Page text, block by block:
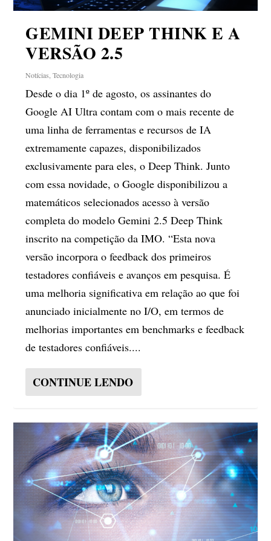
GEMINI DEEP THINK E A
VERSÃO 2.5
Notícias ,Tecnologia
Desde o dia 1º de agosto, os assinantes do
Google AI Ultra contam com o mais recente de
uma linha de ferramentas e recursos de IA
extremamente capazes, disponibilizados
exclusivamente para eles, o Deep Think. Junto
com essa novidade, o Google disponibilizou a
matemáticos selecionados acesso à versão
completa do modelo Gemini 2.5 Deep Think
inscrito na competição da IMO. “Esta nova
versão incorpora o feedback dos primeiros
testadores confiáveis e avanços em pesquisa. É
uma melhoria significativa em relação ao que foi
anunciado inicialmente no I/O, em termos de
melhorias importantes em benchmarks e feedback
de testadores confiáveis....
CONTINUE LENDO